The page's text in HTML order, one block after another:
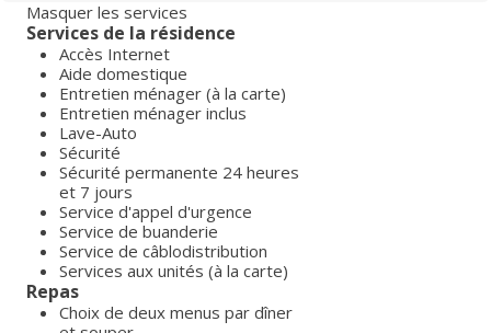
Masquer les services
Services de la résidence
Accès Internet
Aide domestique
Entretien ménager (à la carte)
Entretien ménager inclus
Lave-Auto
Sécurité
Sécurité permanente 24 heures
et 7 jours
Service d'appel d'urgence
Service de buanderie
Service de câblodistribution
Services aux unités (à la carte)
Repas
Choix de deux menus par dîner